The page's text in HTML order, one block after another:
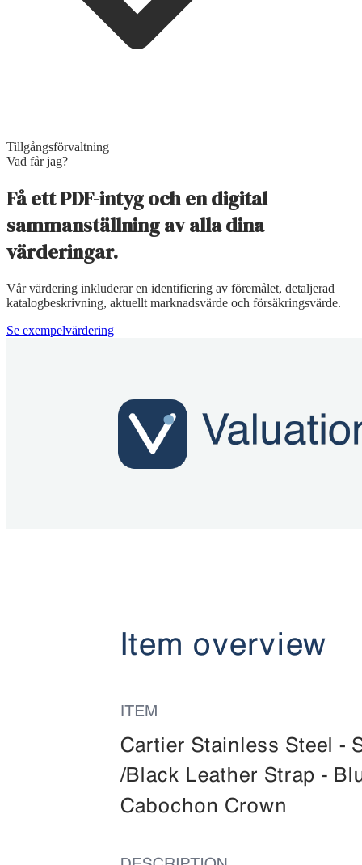
Tillgångsförvaltning
Vad får jag?
Få ett PDF-intyg och en digital
sammanställning av alla dina
värderingar.
Vår värdering inkluderar en identifiering av föremålet, detaljerad
katalogbeskrivning, aktuellt marknadsvärde och försäkringsvärde.
Se exempelvärdering